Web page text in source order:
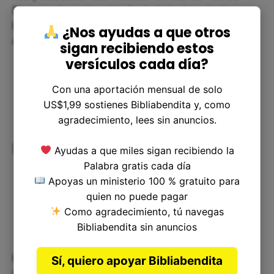
Dios puede venir a través de la lectura de la
Biblia, la oración, el consejo de personas sabias y,
en algunos casos, a través de sueños y visiones.
Reflexiones finales
El versículo de 1 Reyes 12:22 nos muestra la
¿Nos ayudas a que otros
sigan recibiendo estos
versículos cada día?
Con una aportación mensual de solo
US$1,99 sostienes Bibliabendita y, como
agradecimiento, lees sin anuncios.
Ayudas a que miles sigan recibiendo la
Palabra gratis cada día
Apoyas un ministerio 100 % gratuito para
quien no puede pagar
Como agradecimiento, tú navegas
Bibliabendita sin anuncios
Sí, quiero apoyar Bibliabendita